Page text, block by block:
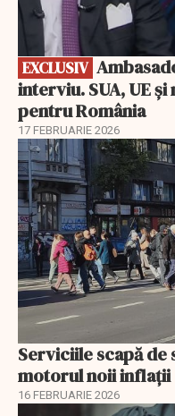
EXCLUSIV
interviu. SUA, UE
pentru România
17 FEBRUARIE 2026
Serviciile scapă
motorul noii inflații
16 FEBRUARIE 2026